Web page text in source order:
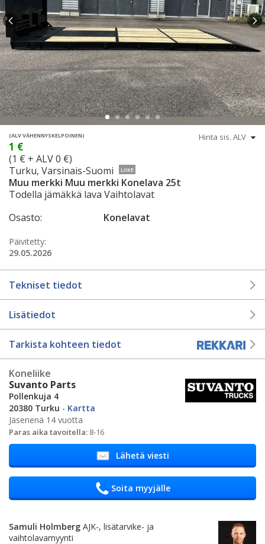
(ALV VÄHENNYSKELPOINEN)
1 €
(1 € + ALV 0 €)
Turku, Varsinais-Suomi
LIIKE
Muu merkki Muu merkki Konelava 25t
Todella jämäkkä lava Vaihtolavat
Osasto:
Konelavat
Päivitetty:
29.05.2026
Tekniset tiedot
Lisätiedot
Tarkista kohteen tiedot
Koneliike
Suvanto Parts
Pollenkuja 4
20380 Turku - Kartta
Jäsenenä 14 vuotta
Paras aika tavoitella: 8-16
Lähetä viesti
Soita myyjälle
Samuli Holmberg AJK-, lisätarvike- ja
vaihtolavamyynti